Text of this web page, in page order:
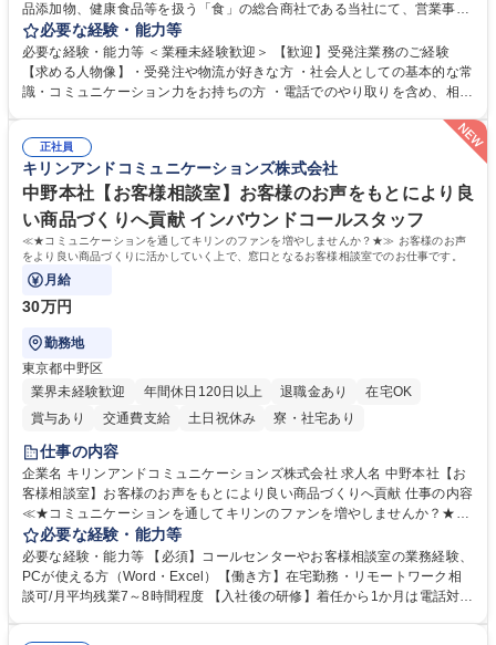
品添加物、健康食品等を扱う「食」の総合商社である当社にて、営業事務
として営業サポートや書類作成、データ入力、電話対応などの業務をお任
せします。 ・受注／出荷指示／売上管理／仕入管理／在庫管理／お客様や
倉庫と電話確認など、販売に関わる事務、営業サポートをお願いします。
・入社後は商品について覚えることから始め、先輩社員OJTと共に業務を
万～・残業10H◆食品原料・健康食品の商社
必要な経験・能力等
必要な経験・能力等 ＜業種未経験歓迎＞ 【歓迎】受発注業務のご経験
【求める人物像】・受発注や物流が好きな方 ・社会人としての基本的な常
識・コミュニケーション力をお持ちの方 ・電話でのやり取りを含め、相手
確に扱う業務に抵抗がない方 ・PCを業務で日常的に使用しており、四則
演算ができる方 ・業務ルールや指示を理解し、行動できる方 学歴・資格
学歴：大学院 大学 短大 語学力： 資格：
正社員
キリンアンドコミュニケーションズ株式会社
中野本社【お客様相談室】お客様のお声をもとにより良
い商品づくりへ貢献 インバウンドコールスタッフ
≪★コミュニケーションを通してキリンのファンを増やしませんか？★≫ お客様のお声
をより良い商品づくりに活かしていく上で、窓口となるお客様相談室でのお仕事です。
月給
30万円
勤務地
東京都中野区
業界未経験歓迎
年間休日120日以上 退職金あり
在宅OK
賞与あり
交通費支給 土日祝休み 寮・社宅あり
仕事の内容
企業名 キリンアンドコミュニケーションズ株式会社 求人名 中野本社【お
客様相談室】お客様のお声をもとにより良い商品づくりへ貢献 仕事の内容
≪★コミュニケーションを通してキリンのファンを増やしませんか？★≫
お客様のお声をより良い商品づくりに活かしていく上で、窓口となるお客
様相談室でのお仕事です。 日々お客様からいただくキリングループへのご
意見を、企業活動に活かしています。お客様からの声に迅速かつ誠意をも
って対応、情報提供するとともにグループ内活動に反映しています。 【具
必要な経験・能力等
必要な経験・能力等 【必須】コールセンターやお客様相談室の業務経験、
PCが使える方（Word・Excel）【働き方】在宅勤務・リモートワーク相
談可/月平均残業7～8時間程度 【入社後の研修】着任から1か月は電話対応